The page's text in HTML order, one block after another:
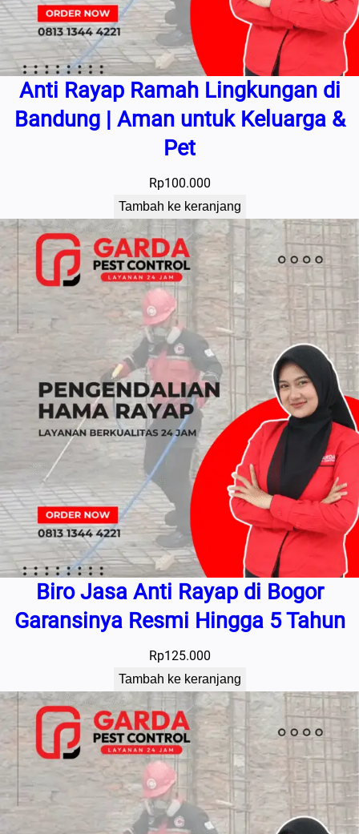
Anti Rayap Ramah Lingkungan di
Bandung | Aman untuk Keluarga &
Pet
Rp100.000
Tambah ke keranjang
Biro Jasa Anti Rayap di Bogor
Garansinya Resmi Hingga 5 Tahun
Rp125.000
Tambah ke keranjang